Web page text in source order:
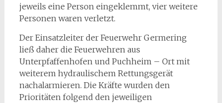
jeweils eine Person eingeklemmt, vier weitere
Personen waren verletzt.
Der Einsatzleiter der Feuerwehr Germering
ließ daher die Feuerwehren aus
Unterpfaffenhofen und Puchheim – Ort mit
weiterem hydraulischem Rettungsgerät
nachalarmieren. Die Kräfte wurden den
Prioritäten folgend den jeweiligen